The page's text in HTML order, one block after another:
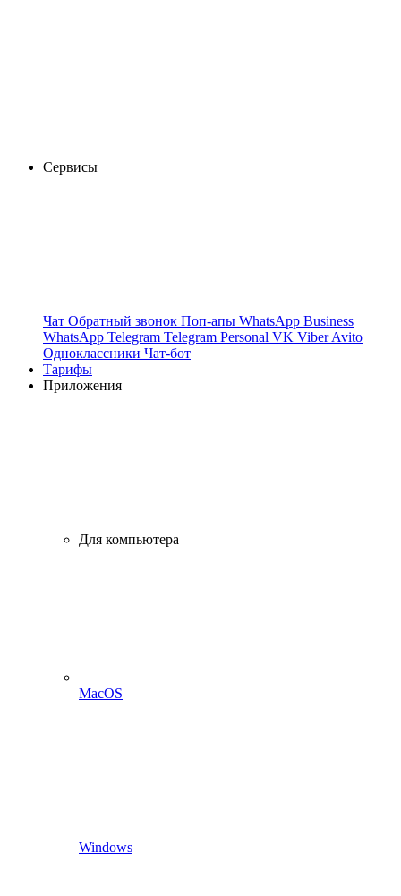
Сервисы
Чат Обратный звонок Поп-апы WhatsApp Business
WhatsApp Telegram Telegram Personal VK ViberAvito
Одноклассники Чат-бот
Тарифы
Приложения
Для компьютера
MacOS
Windows